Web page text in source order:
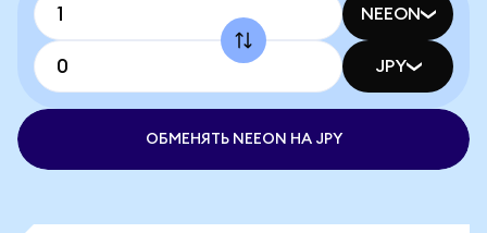
NEEON
JPY
ОБМЕНЯТЬ NEEON НА JPY